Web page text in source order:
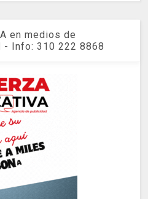
en medios de
- Info: 310 222 8868